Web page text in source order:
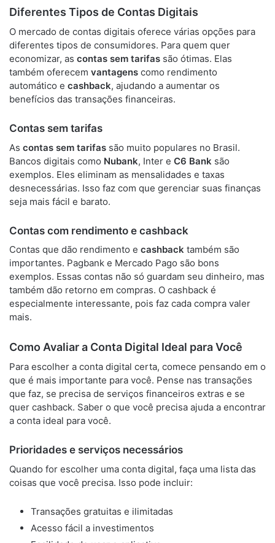
Diferentes Tipos de Contas Digitais
O mercado de contas digitais oferece várias opções para
diferentes tipos de consumidores. Para quem quer
economizar, as contas sem tarifas são ótimas. Elas
também oferecem vantagens como rendimento
automático e cashback, ajudando a aumentar os
benefícios das transações financeiras.
Contas sem tarifas
As contas sem tarifas são muito populares no Brasil.
Bancos digitais como Nubank, Inter e C6 Bank são
exemplos. Eles eliminam as mensalidades e taxas
desnecessárias. Isso faz com que gerenciar suas finanças
seja mais fácil e barato.
Contas com rendimento e cashback
Contas que dão rendimento e cashback também são
importantes. Pagbank e Mercado Pago são bons
exemplos. Essas contas não só guardam seu dinheiro, mas
também dão retorno em compras. O cashback é
especialmente interessante, pois faz cada compra valer
mais.
Como Avaliar a Conta Digital Ideal para Você
Para escolher a conta digital certa, comece pensando em o
que é mais importante para você. Pense nas transações
que faz, se precisa de serviços financeiros extras e se
quer cashback. Saber o que você precisa ajuda a encontrar
a conta ideal para você.
Prioridades e serviços necessários
Quando for escolher uma conta digital, faça uma lista das
coisas que você precisa. Isso pode incluir:
Transações gratuitas e ilimitadas
Acesso fácil a investimentos